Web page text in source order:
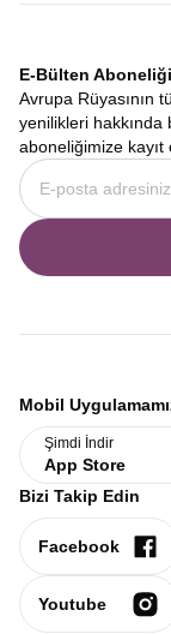
E-Bülten Aboneliği
Avrupa Rüyasının
yenilikleri
aboneliğimize kayıt
Mobil
Şimdi İndir
App Store
Bizi Takip Edin
Facebook
Youtube